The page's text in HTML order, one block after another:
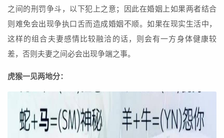
之间的刑罚争斗，以下犯上之意；因此在婚姻上如果两者结合
则难免会出现争执口舌而造成婚姻不顺。如果在现实生活中，
这样的组合夫妻感情比较融洽的话，则会有一方身体健康较
差，否则夫妻之间必会出现争端之事。
虎猴一见两地分：